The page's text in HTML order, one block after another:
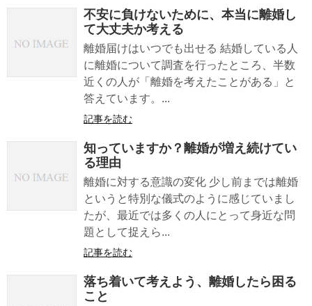
不安に負けないために、本当に離婚し
て大丈夫か考える
離婚届けはいつでも出せる 結婚している人
に離婚について調査を行ったところ、半数
近くの人が「離婚を考えたことがある」と
答えています。...
記事を読む
知っていますか？離婚が増え続けてい
る理由
離婚に対する意識の変化 少し前までは離婚
というと特別な儀式のように感じていまし
たが、最近では多くの人にとって身近な問
題として捉えら...
記事を読む
落ち着いて考えよう、離婚したら困る
こと